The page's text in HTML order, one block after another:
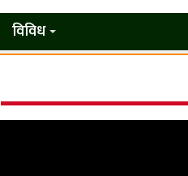
विविध